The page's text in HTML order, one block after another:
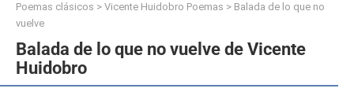
Poemas clásicos > Vicente Huidobro Poemas > Balada de lo que no
vuelve
Balada de lo que no vuelve de Vicente
Huidobro